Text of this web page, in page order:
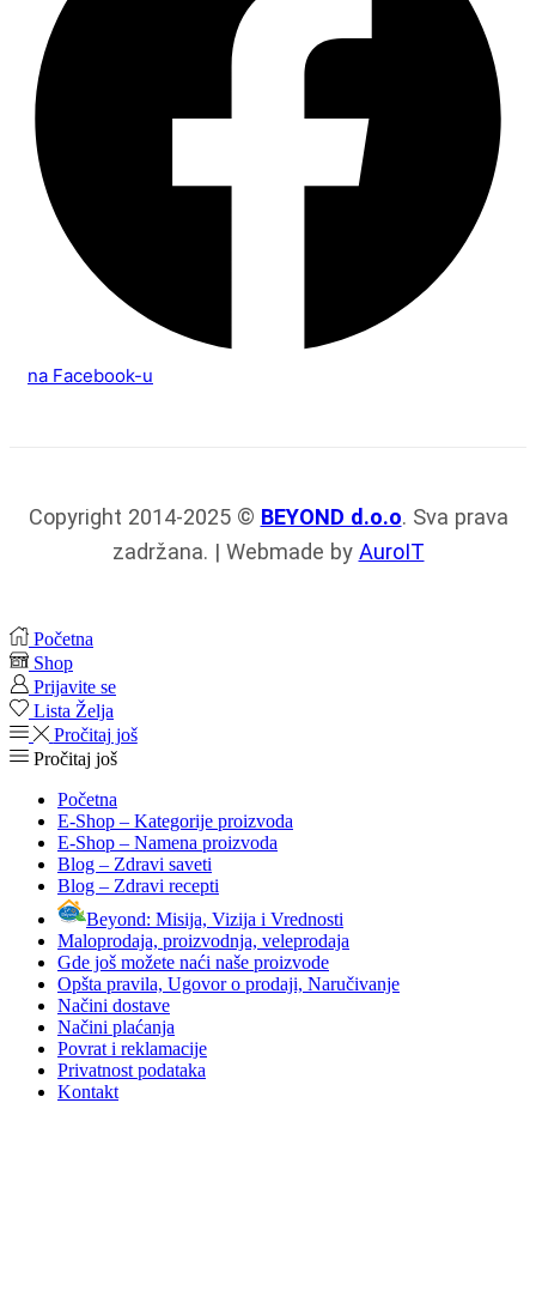
na Facebook-u
Copyright 2014-2025 © BEYOND d.o.o. Sva prava
zadržana. | Webmade by AuroIT
Početna
Shop
Prijavite se
Lista Želja
Pročitaj još
Pročitaj još
Početna
E-Shop – Kategorije proizvoda
E-Shop – Namena proizvoda
Blog – Zdravi saveti
Blog – Zdravi recepti
Beyond: Misija, Vizija i Vrednosti
Maloprodaja, proizvodnja, veleprodaja
Gde još možete naći naše proizvode
Opšta pravila, Ugovor o prodaji, Naručivanje
Načini dostave
Načini plaćanja
Povrat i reklamacije
Privatnost podataka
Kontakt